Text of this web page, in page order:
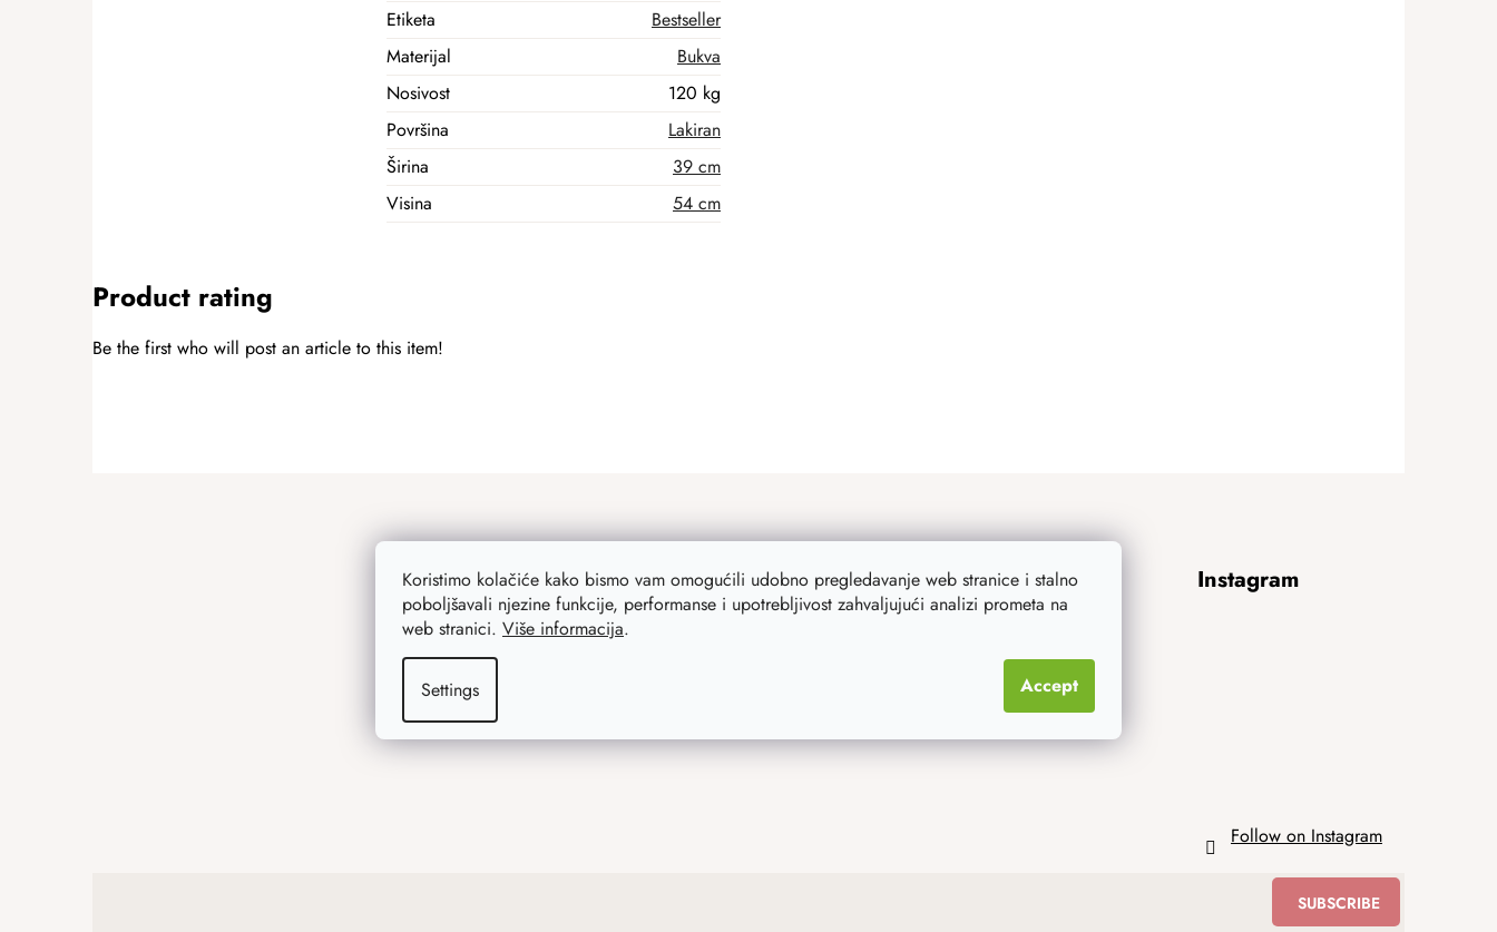
Koristimo kolačiće kako bismo vam omogućili udobno pregledavanje web stranice i stalno
poboljšavali njezine funkcije, performanse i upotrebljivost zahvaljujući analizi prometa na
web stranici. Više informacija.
Settings Accept
Etiketa
Bestseller
Materijal
Bukva
Nosivost
120 kg
Površina
Lakiran
Širina
39 cm
Visina
54 cm
Product rating
Be the first who will post an article to this item!
Instagram
Follow on Instagram
SUBSCRIBE